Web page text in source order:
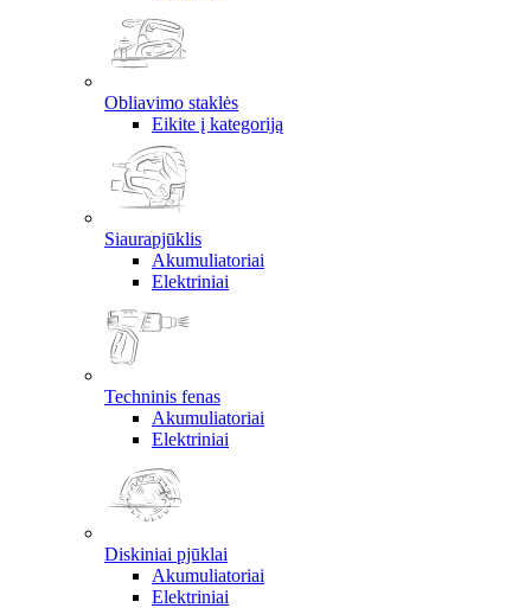
Obliavimo staklės
Eikite į kategoriją
Siaurapjūklis
Akumuliatoriai
Elektriniai
Techninis fenas
Akumuliatoriai
Elektriniai
Diskiniai pjūklai
Akumuliatoriai
Elektriniai